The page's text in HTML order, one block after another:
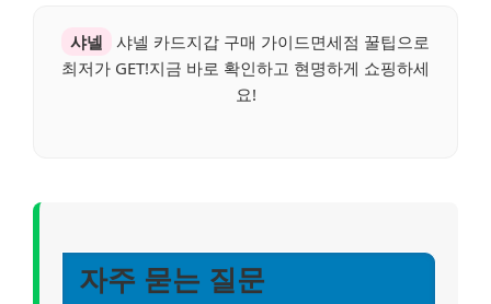
샤넬
샤넬 카드지갑 구매 가이드면세점 꿀팁으로
최저가 GET!지금 바로 확인하고 현명하게 쇼핑하세
요!
자주 묻는 질문